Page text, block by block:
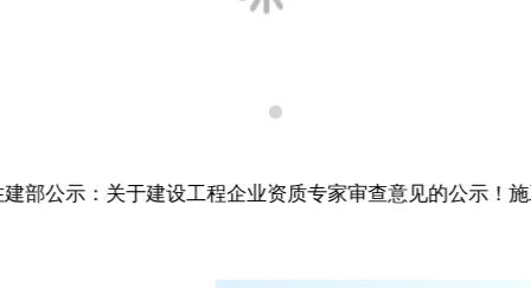
部公示：关于建设工程企业资质专家审查意见的公示！施